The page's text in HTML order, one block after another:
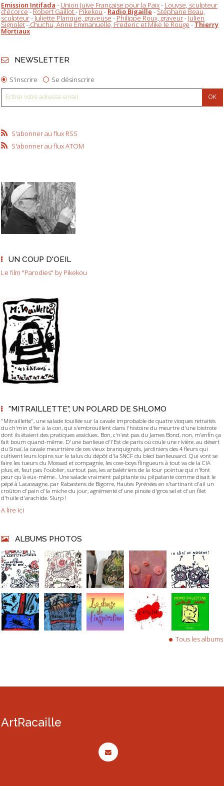
Emission Intifada - Union Juive Française pour la Paix- Louyse, sculpteur
d'écorce-Robert Gaillot-Pikekou-Radio Bigaille-Stéphane Beau,
sculpteur-Juliette Planque, graveuse-Philippe Roux, graveur-Julien
Signolet-Chuchu, Anne Emmanuelle, Frederic et Mike le Rouge-Thierry
Mortiaux
NEWSLETTER
S'inscrire Se désinscrire
S'abonner au flux RSS
S'abonner au flux ATOM
UN COUP D'OEIL
Le film "Parodies" by Pikekou
"MITRAILLETTE", UN POLARD DE SHLOMO
"Mitraillette", une salade touillée sur la cavale improbable de quatre vioques retraités
du ch'min d'fer à la con, qui s'embrouillent dans l'histoire du meurtre d'une bistrote
dont ils étaient des pratiques assidues. Bon, c'n'est pas du James Bond, non, m'enfin ça
fait boum quand-même. D'une banlieue d'l'Est de paris où coule une rivière, au désert
du Sinaï, la cavale meurtrière de ces vieux branquignols, jardiniers des 4 fleurs qui
cultivent leurs lopins sur le talus du dépôt d'la SNCF du bled banlieusard. Qui vont se
faire les tueurs du Mossad et compagnie, les cow-boys flingueurs à tout va de la CIA
plus, et, faut pas l'oublier, surtout pas, les arbalétriers de la tour pointue qui n'font
peur qu'à eux-même.. Une salade vraiment palpitante ou pilpatante comme disait le
pépé à Lacassagne, par Rabastens de Bigorre, Hautes Pyrénées en s'tartinant d'ail un
croûton d'pain d'la miche du jour, agrémenté d'une pincée d'gros sel et d'un filet
d'huile d'arachide. Slurp !
A lire ici
ALBUMS PHOTOS
Tous les albums
ArtRacaille